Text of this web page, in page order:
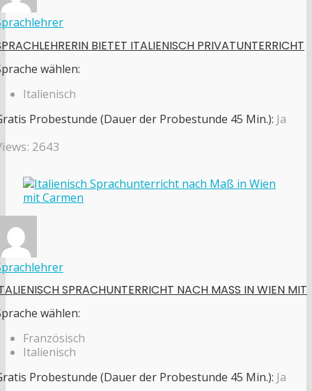
BIETET ITALIENISCH PRIVATUNTERRICHT
wählen:
Italienisch
Probestunde (Dauer der Probestunde 45 Min.): Ja
2643
SPRACHUNTERRICHT NACH MASS IN WIEN MIT
wählen:
Französisch
Italienisch
Probestunde (Dauer der Probestunde 45 Min.): Ja